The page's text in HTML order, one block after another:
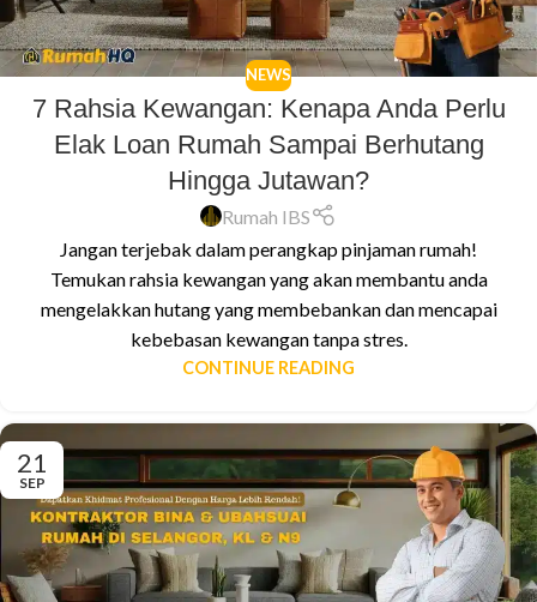
NEWS
7 Rahsia Kewangan: Kenapa Anda Perlu
Elak Loan Rumah Sampai Berhutang
Hingga Jutawan?
Rumah IBS
Jangan terjebak dalam perangkap pinjaman rumah!
Temukan rahsia kewangan yang akan membantu anda
mengelakkan hutang yang membebankan dan mencapai
kebebasan kewangan tanpa stres.
CONTINUE READING
21
SEP